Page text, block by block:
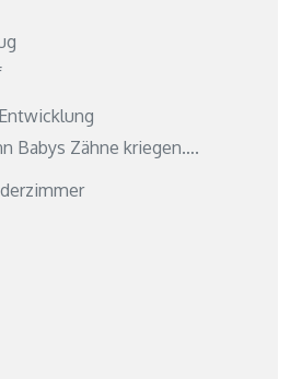
Babys Zähne kriegen….